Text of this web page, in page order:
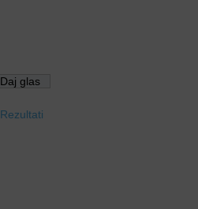
Rezultati